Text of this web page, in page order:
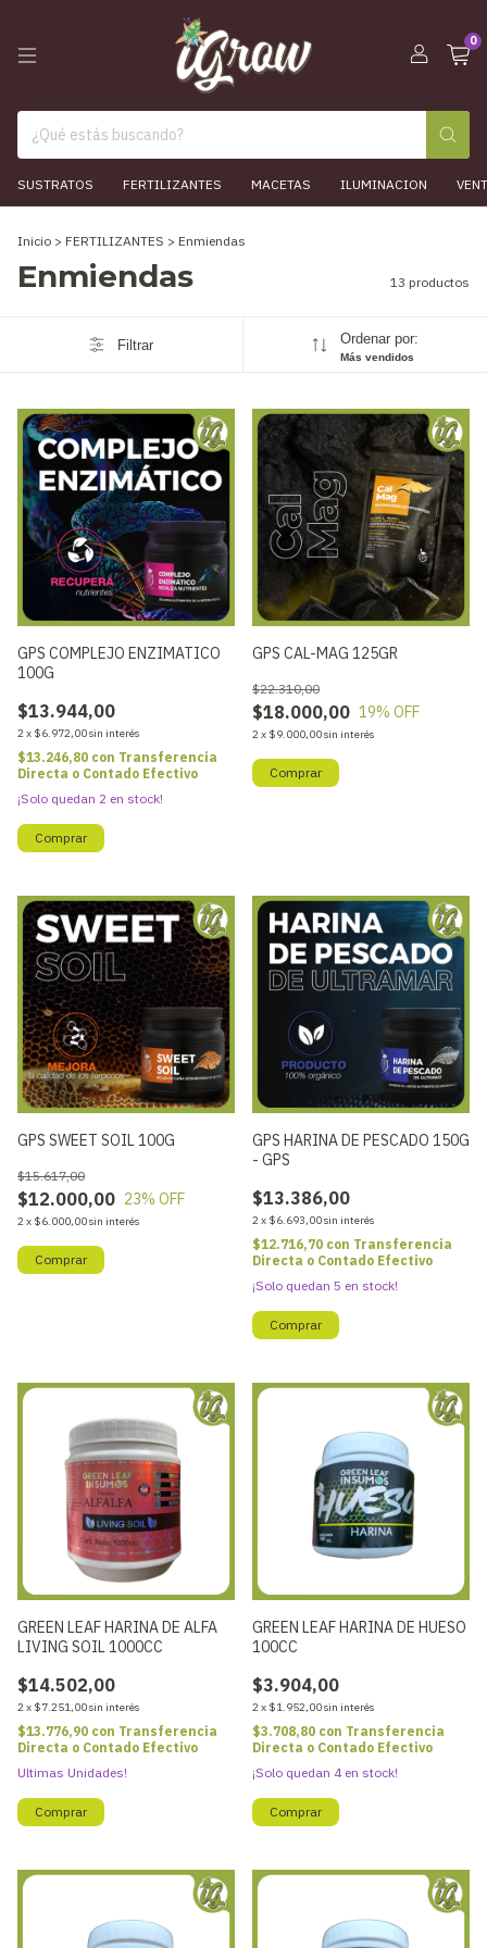
0
SUSTRATOS FERTILIZANTES MACETAS ILUMINACION
Inicio > FERTILIZANTES > Enmiendas
Enmiendas 13 productos
Filtrar Ordenar por:
Más vendidos
GPS COMPLEJO ENZIMATICO
100G
$13.944,00
2x $6.972,00sin interés
$13.246,80 con Transferencia
Directa o Contado Efectivo
¡Solo quedan 2 en stock!
GPS CAL-MAG 125GR
$18.000,00
$22.310,00
19% OFF
2x $9.000,00sin interés
GPS SWEET SOIL 100G
$12.000,00
$15.617,00
23% OFF
2x $6.000,00sin interés
GPS HARINA DE PESCADO 150G
- GPS
$13.386,00
2x $6.693,00sin interés
$12.716,70 con Transferencia
Directa o Contado Efectivo
¡Solo quedan 5 en stock!
GREEN LEAF HARINA DE ALFA
LIVING SOIL 1000CC
$14.502,00
2x $7.251,00sin interés
$13.776,90 con Transferencia
Directa o Contado Efectivo
Ultimas Unidades!
GREEN LEAF HARINA DE HUESO
100CC
$3.904,00
2x $1.952,00sin interés
$3.708,80 con Transferencia
Directa o Contado Efectivo
¡Solo quedan 4 en stock!